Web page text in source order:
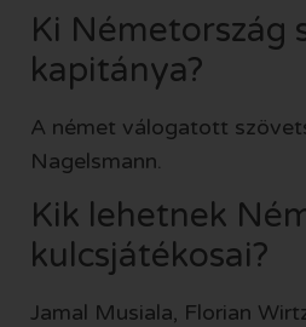
Ki Németország
kapitánya?
A német válogatott
Nagelsmann.
Kik lehetnek
kulcsjátékosai?
Jamal Musiala, Florian